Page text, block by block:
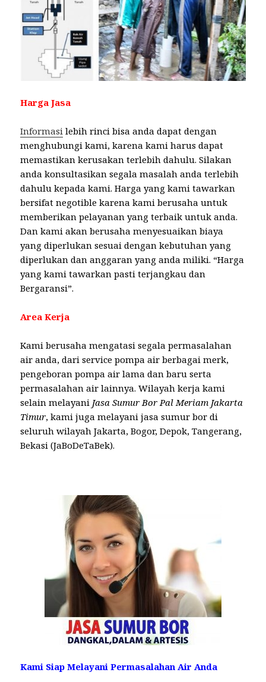
Harga Jasa
Informasi lebih rinci bisa anda dapat dengan
menghubungi kami, karena kami harus dapat
memastikan kerusakan terlebih dahulu. Silakan
anda konsultasikan segala masalah anda terlebih
dahulu kepada kami. Harga yang kami tawarkan
bersifat negotible karena kami berusaha untuk
memberikan pelayanan yang terbaik untuk anda.
Dan kami akan berusaha menyesuaikan biaya
yang diperlukan sesuai dengan kebutuhan yang
diperlukan dan anggaran yang anda miliki. “Harga
yang kami tawarkan pasti terjangkau dan
Bergaransi”.
Area Kerja
Kami berusaha mengatasi segala permasalahan
air anda, dari service pompa air berbagai merk,
pengeboran pompa air lama dan baru serta
permasalahan air lainnya. Wilayah kerja kami
selain melayani Jasa Sumur Bor Pal Meriam Jakarta
Timur, kami juga melayani jasa sumur bor di
seluruh wilayah Jakarta, Bogor, Depok, Tangerang,
Bekasi (JaBoDeTaBek).
Kami Siap Melayani Permasalahan Air Anda